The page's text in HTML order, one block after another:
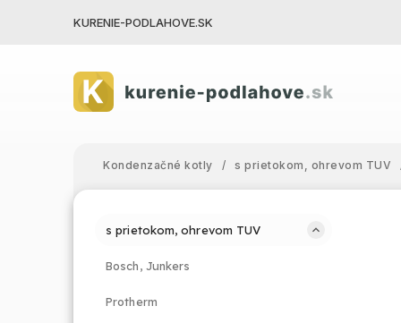
KURENIE-PODLAHOVE.SK
Kondenzačné kotly / s prietokom, ohrevom TUV
s prietokom, ohrevom TUV
Bosch, Junkers
Protherm